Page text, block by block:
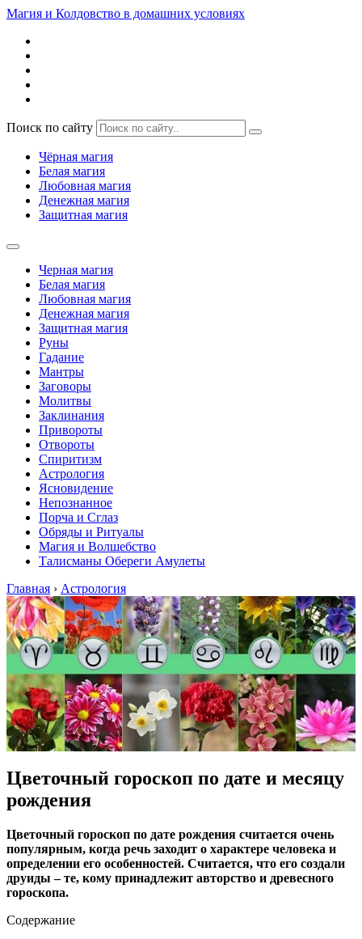
Магия и Колдовство в домашних условиях
Поиск по сайту
Чёрная магия
Белая магия
Любовная магия
Денежная магия
Защитная магия
Черная магия
Белая магия
Любовная магия
Денежная магия
Защитная магия
Руны
Гадание
Мантры
Заговоры
Молитвы
Заклинания
Привороты
Отвороты
Спиритизм
Астрология
Ясновидение
Непознанное
Порча и Сглаз
Обряды и Ритуалы
Магия и Волшебство
Талисманы Обереги Амулеты
Главная › Астрология
Цветочный гороскоп по дате и месяцу
рождения
Цветочный гороскоп по дате рождения считается очень
популярным, когда речь заходит о характере человека и
определении его особенностей. Считается, что его создали
друиды – те, кому принадлежит авторство и древесного
гороскопа.
Содержание